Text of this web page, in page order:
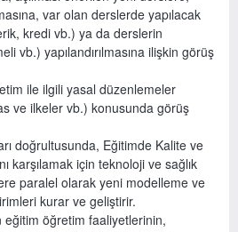
var olan derslerde yapılacak
kredi vb.) ya da derslerin
vb.) yapılandırılmasına ilişkin görüş
ile ilgili yasal düzenlemeler
ve ilkeler vb.) konusunda görüş
doğrultusunda, Eğitimde Kalite ve
karşılamak için teknoloji ve sağlık
paralel olarak yeni modelleme ve
kurar ve geliştirir.
eğitim öğretim faaliyetlerinin,